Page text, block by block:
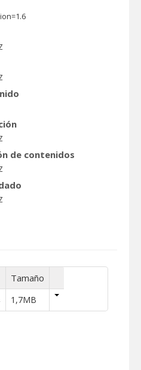
de contenidos
Tamaño
1,7MB